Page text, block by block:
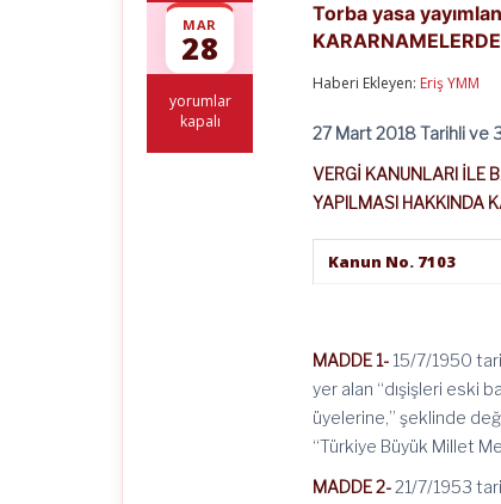
MAR
28
Torba
yasa
yorumlar
kapalı
Torba yasa
Haberi Ekleyen: Eriş YMM
27 Mart2018 Tarihli ve
VERGİ KANUNLARI İLE
YAPILMASI HAKKINDA
Kanun No. 7103
MADDE 1- 15/7/1950
yer alan “dışişleri eski
üyelerine,” şeklinde
“Türkiye Büyük Millet
MADDE 2-21/7/1953